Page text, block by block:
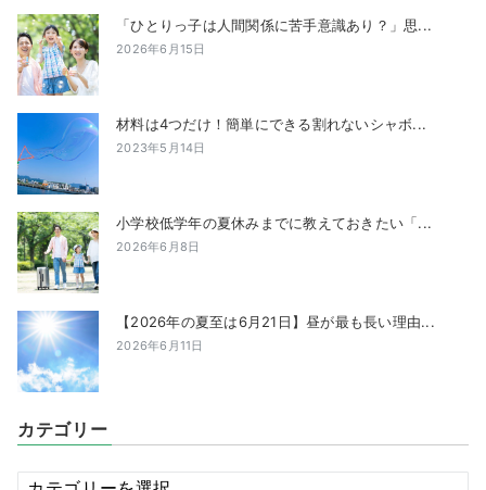
「ひとりっ子は人間関係に苦手意識あり？」思...
2026年6月15日
材料は4つだけ！簡単にできる割れないシャボ...
2023年5月14日
小学校低学年の夏休みまでに教えておきたい「...
2026年6月8日
【2026年の夏至は6月21日】昼が最も長い理由...
2026年6月11日
カテゴリー
カ